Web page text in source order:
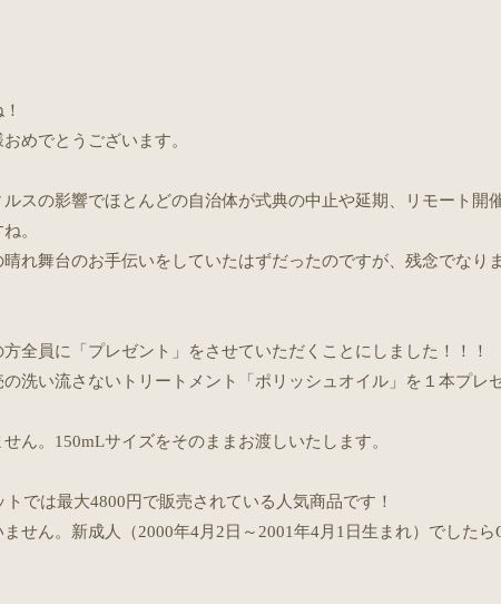
めでとうございます。
スの影響でほとんどの自治体が式典の中止や延期、リモート開
。
れ舞台のお手伝いをしていたはずだったのですが、残念でなり
全員に「プレゼント」をさせていただくことにしました！！！
洗い流さないトリートメント「ポリッシュオイル」を１本プレ
ん。150mLサイズをそのままお渡しいたします。
では最大4800円で販売されている人気商品です！
せん。新成人（2000年4月2日～2001年4月1日生まれ）でしたら